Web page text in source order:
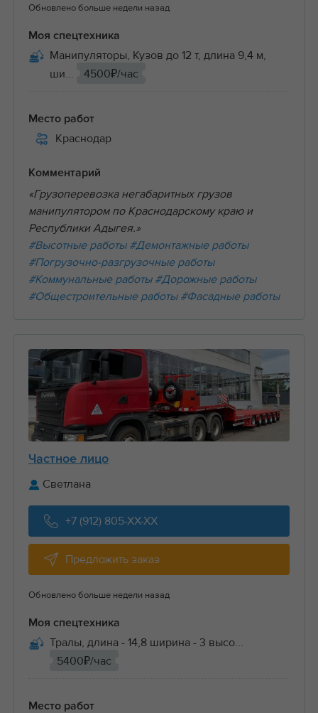
Обновлено больше недели назад
Моя спецтехника
Манипуляторы, Кузов до 12 т, длина 9,4 м,
ши...
4500₽/час
Место работ
Краснодар
Комментарий
«Грузоперевозка негабаритных грузов
манипулятором по Краснодарскому краю и
Республики Адыгея.»
#Высотные работы #Демонтажные работы
#Погрузочно-разгрузочные работы
#Коммунальные работы #Дорожные работы
#Общестроительные работы #Фасадные работы
Частное лицо
Светлана
+7 (912) 805-XX-XX
Предложить заказ
Обновлено больше недели назад
Моя спецтехника
Тралы, длина - 14,8 ширина - 3 высо...
5400₽/час
Место работ